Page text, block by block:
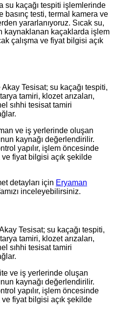
su kaçağı tespiti işlemlerinde
basınç testi, termal kamera ve
yararlanıyoruz. Sıcak su,
kaynaklanan kaçaklarda işlem
çalışma ve fiyat bilgisi açık
Tesisat; su kaçağı tespiti,
tamiri, klozet arızaları,
sıhhi tesisat tamiri
ve iş yerlerinde oluşan
kaynağı değerlendirilir.
yapılır, işlem öncesinde
ve fiyat bilgisi açık şekilde
detayları için Eryaman
inceleyebilirsiniz.
Tesisat; su kaçağı tespiti,
tamiri, klozet arızaları,
sıhhi tesisat tamiri
ve iş yerlerinde oluşan
kaynağı değerlendirilir.
yapılır, işlem öncesinde
ve fiyat bilgisi açık şekilde